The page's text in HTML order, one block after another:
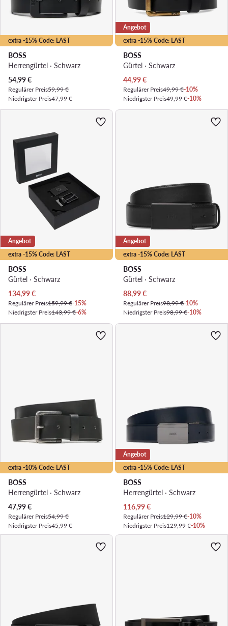
extra -15% Code: LAST
BOSS
Herrengürtel · Schwarz
Aktueller Preis
54,99€
Regulärer Preis59,99 €
Niedrigster Preis47,99 €
extra -15% Code: LAST
Angebot
BOSS
Gürtel · Schwarz
Aktueller Preis
44,99€
Regulärer Preis49,99 €-10%
Niedrigster Preis49,99 €-10%
extra -15% Code: LAST
Angebot
BOSS
Gürtel · Schwarz
Aktueller Preis
134,99€
Regulärer Preis159,99 €-15%
Niedrigster Preis143,99 €-6%
extra -15% Code: LAST
Angebot
BOSS
Gürtel · Schwarz
Aktueller Preis
88,99€
Regulärer Preis98,99 €-10%
Niedrigster Preis98,99 €-10%
extra -10% Code: LAST
BOSS
Herrengürtel · Schwarz
Aktueller Preis
47,99€
Regulärer Preis54,99 €
Niedrigster Preis45,99 €
extra -15% Code: LAST
Angebot
BOSS
Herrengürtel · Schwarz
Aktueller Preis
116,99€
Regulärer Preis129,99 €-10%
Niedrigster Preis129,99 €-10%